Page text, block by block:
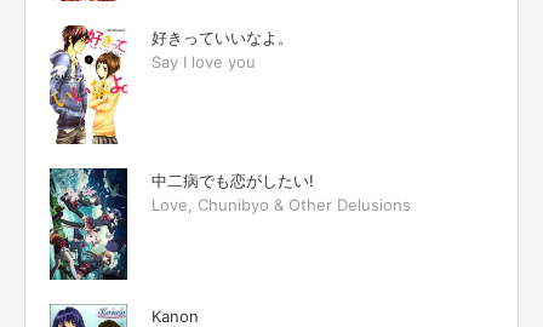
好きっていいなよ。
Say I love you
中二病でも恋がしたい!
Love, Chunibyo & Other Delusions
Kanon